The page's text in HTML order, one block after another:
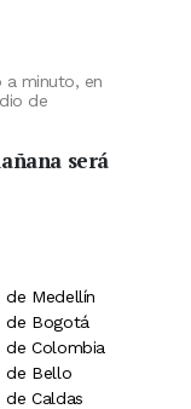
a minuto, en
de
será
de Medellín
de Bogotá
de Colombia
de Bello
de Caldas